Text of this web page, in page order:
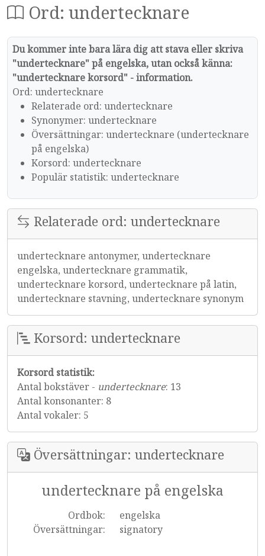
Ord: undertecknare
Du kommer inte bara lära dig att stava eller skriva
"undertecknare" på engelska, utan också känna:
"undertecknare korsord" - information.
Ord: undertecknare
Relaterade ord: undertecknare
Synonymer: undertecknare
Översättningar: undertecknare (undertecknare
på engelska)
Korsord: undertecknare
Populär statistik: undertecknare
Relaterade ord: undertecknare
undertecknare antonymer, undertecknare
engelska, undertecknare grammatik,
undertecknare korsord, undertecknare på latin,
undertecknare stavning, undertecknare synonym
Korsord: undertecknare
Korsord statistik:
Antal bokstäver - undertecknare: 13
Antal konsonanter: 8
Antal vokaler: 5
Översättningar: undertecknare
undertecknare på engelska
Ordbok:
engelska
Översättningar:
signatory